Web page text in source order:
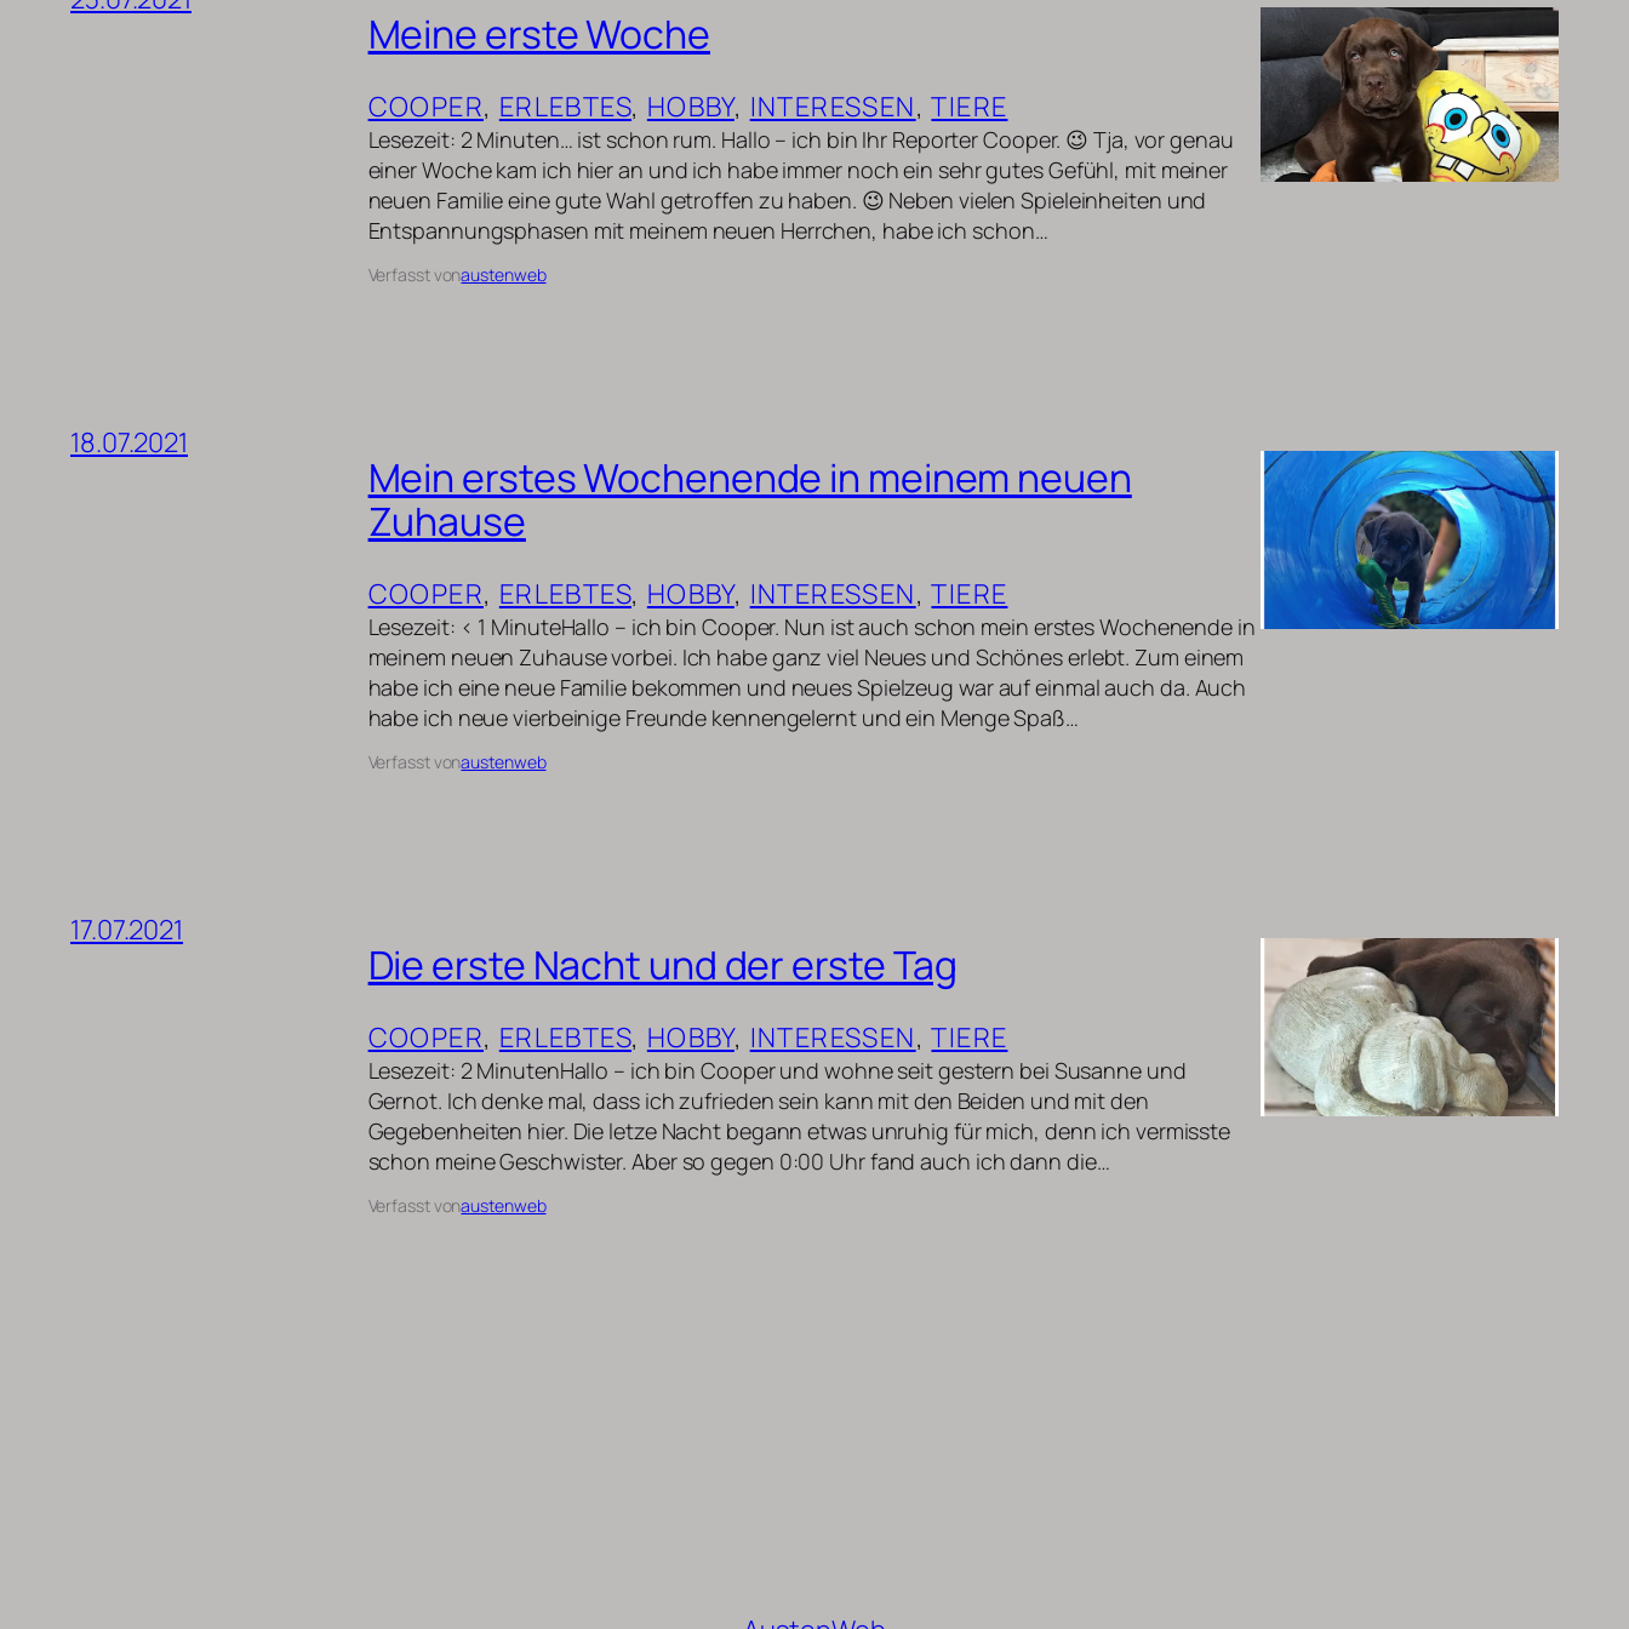
Meine erste Woche
COOPER, ERLEBTES, HOBBY, INTERESSEN, TIERE
Lesezeit: 2 Minuten… ist schon rum. Hallo – ich bin Ihr Reporter Cooper. 😉 Tja, vor genau
einer Woche kam ich hier an und ich habe immer noch ein sehr gutes Gefühl, mit meiner
neuen Familie eine gute Wahl getroffen zu haben. 😉 Neben vielen Spieleinheiten und
Entspannungsphasen mit meinem neuen Herrchen, habe ich schon…
Verfasst vonaustenweb
18.07.2021
Mein erstes Wochenende in meinem neuen
Zuhause
COOPER, ERLEBTES, HOBBY, INTERESSEN, TIERE
Lesezeit: < 1 MinuteHallo – ich bin Cooper. Nun ist auch schon mein erstes Wochenende in
meinem neuen Zuhause vorbei. Ich habe ganz viel Neues und Schönes erlebt. Zum einem
habe ich eine neue Familie bekommen und neues Spielzeug war auf einmal auch da. Auch
habe ich neue vierbeinige Freunde kennengelernt und ein Menge Spaß…
Verfasst vonaustenweb
17.07.2021
Die erste Nacht und der erste Tag
COOPER, ERLEBTES, HOBBY, INTERESSEN, TIERE
Lesezeit: 2 MinutenHallo – ich bin Cooper und wohne seit gestern bei Susanne und
Gernot. Ich denke mal, dass ich zufrieden sein kann mit den Beiden und mit den
Gegebenheiten hier. Die letze Nacht begann etwas unruhig für mich, denn ich vermisste
schon meine Geschwister. Aber so gegen 0:00 Uhr fand auch ich dann die…
Verfasst vonaustenweb